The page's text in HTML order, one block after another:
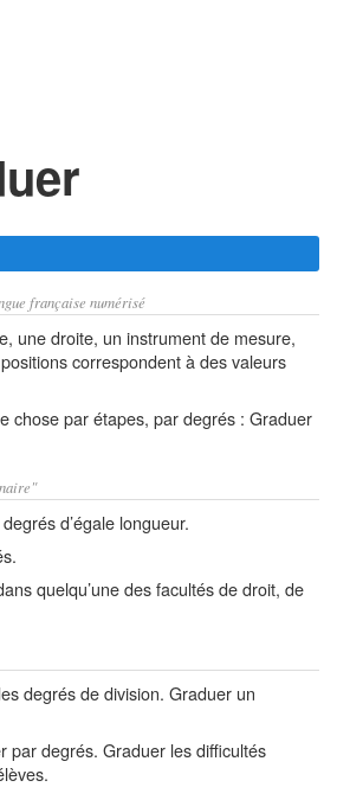
française numérisé
une droite, un instrument de mesure,
correspondent à des valeurs
chose par étapes, par degrés : Graduer
d’égale longueur.
quelqu’une des facultés de droit, de
degrés de division. Graduer un
par degrés. Graduer les difficultés